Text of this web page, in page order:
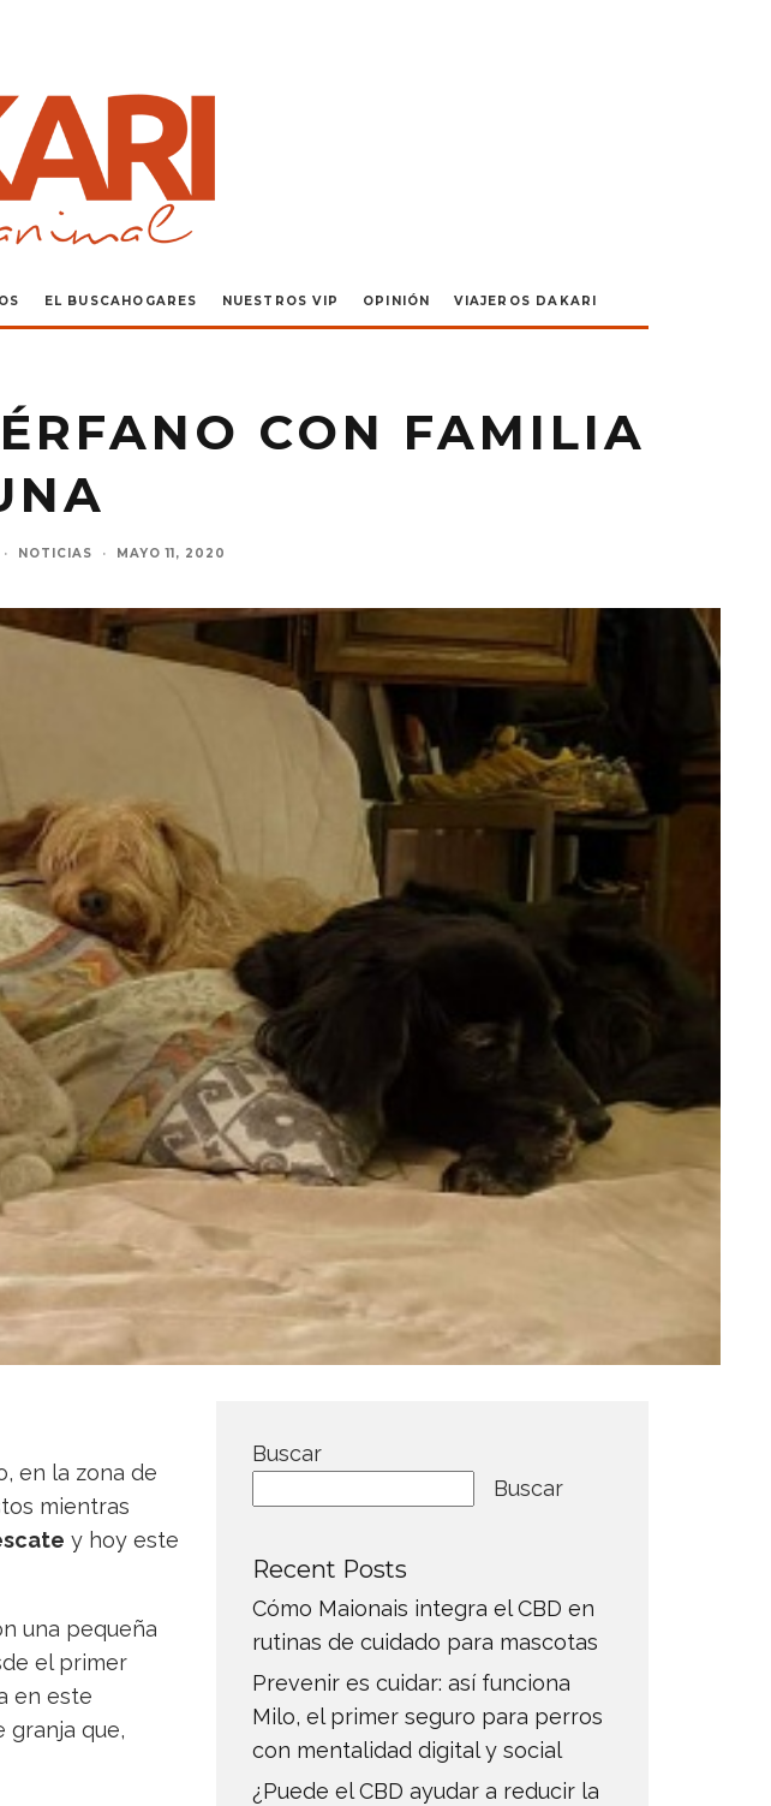
EL BUSCAHOGARES NUESTROS VIP OPINIÓN VIAJEROS DAKARI
CON FAMILIA
· NOTICIAS · MAYO 11, 2020
en la zona de
mientras
y hoy este
una pequeña
el primer
en este
granja que,
Buscar
Buscar
Recent Posts
Cómo Maionais integra el CBD en
rutinas de cuidado para mascotas
Prevenir es cuidar: así funciona
Milo, el primer seguro para perros
con mentalidad digital y social
¿Puede el CBD ayudar a reducir la